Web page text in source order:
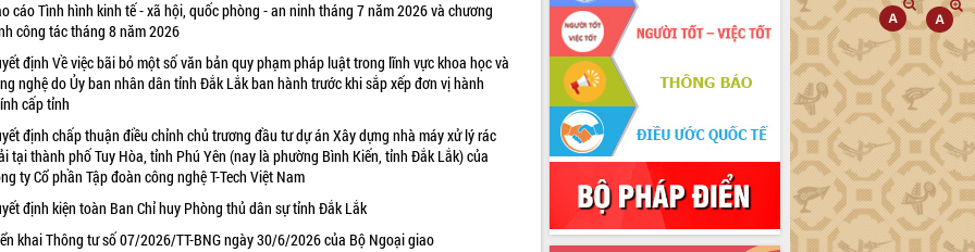
cáo Tình hình kinh tế - xã hội, quốc phòng - an ninh tháng 7 năm 2026 và chương
công tác tháng 8 năm 2026
định Về việc bãi bỏ một số văn bản quy phạm pháp luật trong lĩnh vực khoa học và
nghệ do Ủy ban nhân dân tỉnh Đắk Lắk ban hành trước khi sắp xếp đơn vị hành
cấp tỉnh
định chấp thuận điều chỉnh chủ trương đầu tư dự án Xây dựng nhà máy xử lý rác
tại thành phố Tuy Hòa, tỉnh Phú Yên (nay là phường Bình Kiến, tỉnh Đắk Lắk) của
ty Cổ phần Tập đoàn công nghệ T-Tech Việt Nam
định kiện toàn Ban Chỉ huy Phòng thủ dân sự tỉnh Đắk Lắk
khai Thông tư số 07/2026/TT-BNG ngày 30/6/2026 của Bộ Ngoại giao